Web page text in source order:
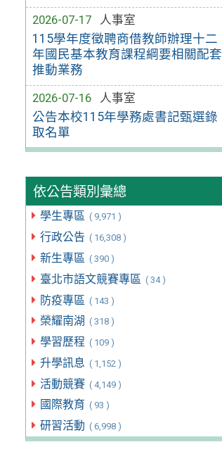
2026-07-17
人事室
115學年度徵聘商借教師辦理十二
年國民基本教育課程綱要相關配套
推動業務
2026-07-16
人事室
公告本校115年學務處書記甄選錄
取名單
依公告類別彙總
學生專區 ( 9,971 )
行政公告 ( 16,308 )
新生專區 ( 390 )
臺北市語文競賽專區 ( 34 )
防疫專區 ( 143 )
榮耀南湖 ( 318 )
學習歷程 ( 109 )
升學訊息 ( 1,152 )
活動競賽 ( 4,149 )
國際教育 ( 93 )
研習活動 ( 6,998 )